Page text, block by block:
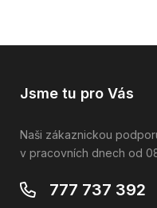
Jsme tu pro Vás
Naši zákaznickou
v pracovních dnech od
777 737 392